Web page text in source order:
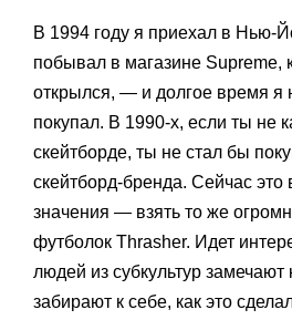
В 1994 году я приехал в Нью-
побывал в магазине Supreme,
открылся, — и долгое время я
покупал. В 1990-х, если ты не
скейтборде, ты не стал бы
скейтборд-бренда. Сейчас
значения — взять то же
футболок Thrasher. Идет
людей из субкультур замечают
забирают к себе, как это